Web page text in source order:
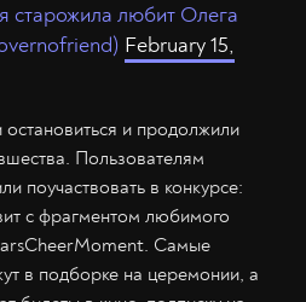
старожила любит Олега
February 15,
и продолжили
Пользователям
поучаствовать в конкурсе:
с фрагментом любимого
Самые
в подборке на церемонии, а